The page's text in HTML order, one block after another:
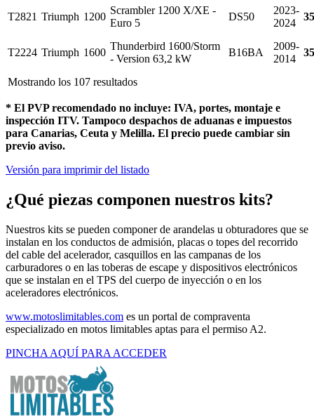
T2821 Triumph 1200
Scrambler 1200 X/XE -
Euro 5
DS50
2023-
2024
35
T2224 Triumph 1600
Thunderbird 1600/Storm
- Version 63,2 kW
B16BA
2009-
2014
35
Mostrando los 107 resultados
* El PVP recomendado no incluye: IVA, portes, montaje e
inspección ITV. Tampoco despachos de aduanas e impuestos
para Canarias, Ceuta y Melilla. El precio puede cambiar sin
previo aviso.
Versión para imprimir del listado
¿Qué piezas componen nuestros kits?
Nuestros kits se pueden componer de arandelas u obturadores que se
instalan en los conductos de admisión, placas o topes del recorrido
del cable del acelerador, casquillos en las campanas de los
carburadores o en las toberas de escape y dispositivos electrónicos
que se instalan en el TPS del cuerpo de inyección o en los
aceleradores electrónicos.
www.motoslimitables.com es un portal de compraventa
especializado en motos limitables aptas para el permiso A2.
PINCHA AQUÍ PARA ACCEDER